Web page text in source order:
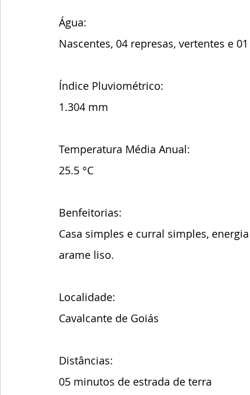
Água:
Nascentes, 04 represas, vertentes e
Índice Pluviométrico:
1.304 mm
Temperatura Média Anual:
25.5 °C
Benfeitorias:
Casa simples e curral simples,
arame liso.
Localidade:
Cavalcante de Goiás
Distâncias:
05 minutos de estrada de terra